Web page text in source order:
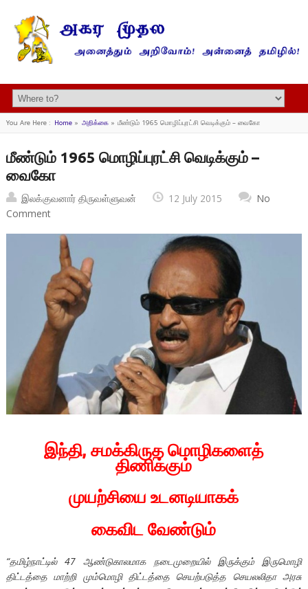
You Are Here : Home» அறிக்கை» மீண்டும் 1965 மொழிப்புரட்சி வெடிக்கும் – வைகோ
மீண்டும் 1965 மொழிப்புரட்சி வெடிக்கும் –
வைகோ
இலக்குவனார் திருவள்ளுவன் 12 July 2015
No
Comment
இந்தி, சமக்கிருத மொழிகளைத்
திணிக்கும்
முயற்சியை உடனடியாகக்
கைவிட வேண்டும்
“தமிழ்நாட்டில் 47 ஆண்டுகாலமாக நடைமுறையில் இருக்கும் இருமொழி
திட்டத்தை மாற்றி மும்மொழி திட்டத்தை செயற்படுத்த செயலலிதா அரசு